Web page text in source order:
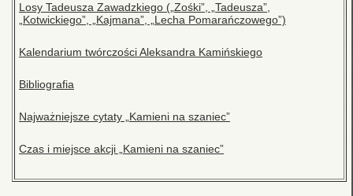
Losy Tadeusza Zawadzkiego („Zośki”, „Tadeusza”,
„Kotwickiego”, „Kajmana”, „Lecha Pomarańczowego”)
Kalendarium twórczości Aleksandra Kamińskiego
Bibliografia
Najważniejsze cytaty „Kamieni na szaniec”
Czas i miejsce akcji „Kamieni na szaniec”